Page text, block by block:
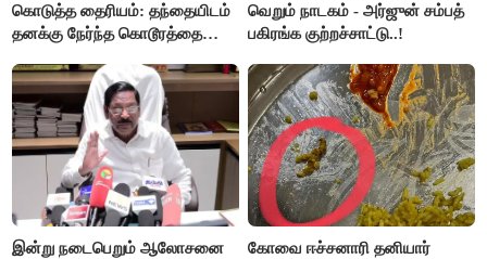
கொடுத்த தைரியம்: தந்தையிடம்
தனக்கு நேர்ந்த கொடூரத்தை
வெறும் நாடகம் - அர்ஜுன் சம்பத்
பகிரங்க குற்றச்சாட்டு..!
இன்று நடைபெறும் ஆலோசனை
கோவை ஈச்சனாரி தனியார்